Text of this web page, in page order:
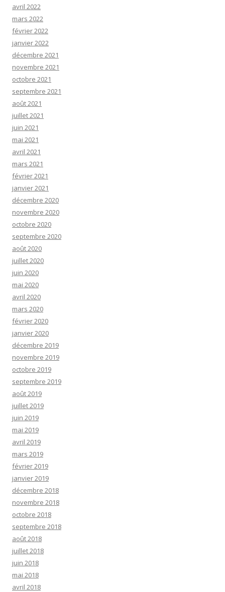
avril 2022
mars 2022
février 2022
janvier 2022
décembre 2021
novembre 2021
octobre 2021
septembre 2021
août 2021
juillet 2021
juin 2021
mai 2021
avril 2021
mars 2021
février 2021
janvier 2021
décembre 2020
novembre 2020
octobre 2020
septembre 2020
août 2020
juillet 2020
juin 2020
mai 2020
avril 2020
mars 2020
février 2020
janvier 2020
décembre 2019
novembre 2019
octobre 2019
septembre 2019
août 2019
juillet 2019
juin 2019
mai 2019
avril 2019
mars 2019
février 2019
janvier 2019
décembre 2018
novembre 2018
octobre 2018
septembre 2018
août 2018
juillet 2018
juin 2018
mai 2018
avril 2018